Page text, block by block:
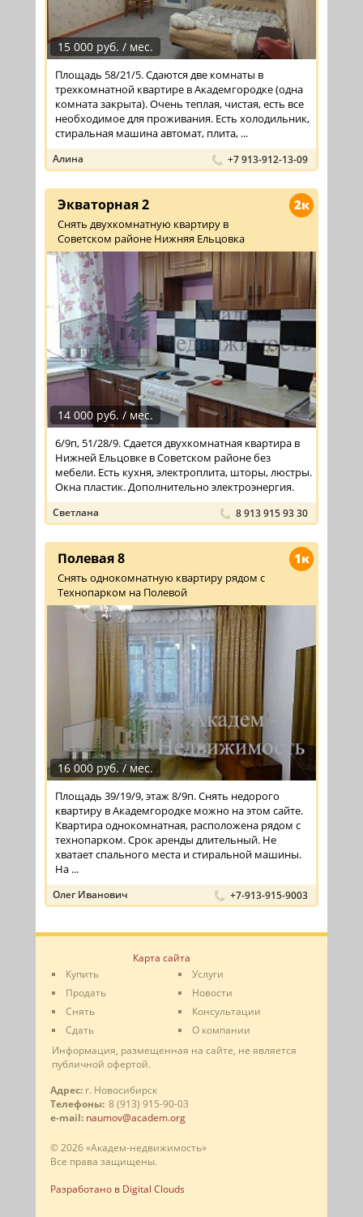
15 000 руб. / мес.
Площадь 58/21/5. Сдаются две комнаты в
трехкомнатной квартире в Академгородке (одна
комната закрыта). Очень теплая, чистая, есть все
необходимое для проживания. Есть холодильник,
стиральная машина автомат, плита, ...
Алина +7 913-912-13-09
2к
Экваторная 2
Снять двухкомнатную квартиру в
Советском районе Нижняя Ельцовка
14 000 руб. / мес.
6/9п, 51/28/9. Сдается двухкомнатная квартира в
Нижней Ельцовке в Советском районе без
мебели. Есть кухня, электроплита, шторы, люстры.
Окна пластик. Дополнительно электроэнергия.
Светлана 8 913 915 93 30
1к
Полевая 8
Снять однокомнатную квартиру рядом с
Технопарком на Полевой
16 000 руб. / мес.
Площадь 39/19/9, этаж 8/9п. Снять недорого
квартиру в Академгородке можно на этом сайте.
Квартира однокомнатная, расположена рядом с
технопарком. Срок аренды длительный. Не
хватает спального места и стиральной машины.
На ...
Олег Иванович +7-913-915-9003
Карта сайта
Купить
Продать
Снять
Сдать
Услуги
Новости
Консультации
О компании
Информация, размещенная на сайте, не является
публичной офертой.
Адрес: г. Новосибирск
Телефоны: 8 (913) 915-90-03
e-mail: naumov@academ.org
© 2026 «Академ-недвижимость»
Все права защищены.
Разработано в Digital Clouds